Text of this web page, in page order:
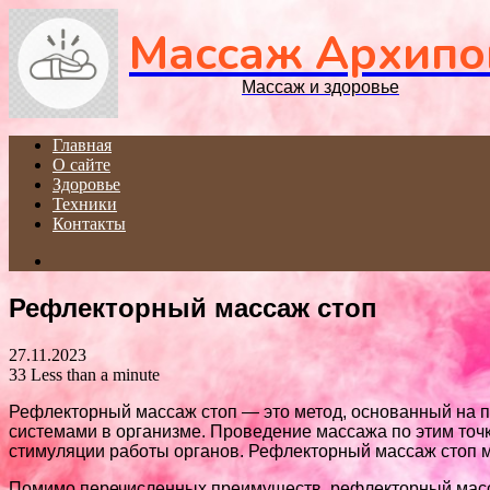
Массаж
Массаж и здоровье
Главная
О сайте
Здоровье
Техники
Контакты
Рефлекторный массаж стоп
27.11.2023
33 Less than a minute
Рефлекторный массаж стоп — это метод, основанный на
системами в организме. Проведение массажа по этим
стимуляции работы органов. Рефлекторный массаж стоп